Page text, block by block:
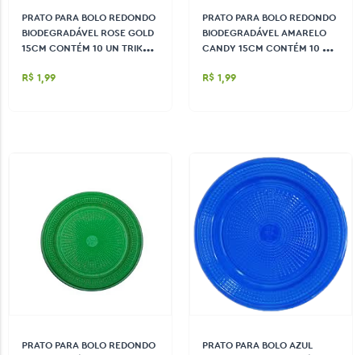
PRATO PARA BOLO REDONDO
BIODEGRADÁVEL ROSE GOLD
15CM CONTÉM 10 UN TRIK
R$ 1,99
PRATO PARA BOLO REDONDO
BIODEGRADÁVEL AMARELO
CANDY 15CM CONTÉM 10 UN
R$ 1,99
PRATO PARA BOLO REDONDO
PRATO PARA BOLO AZUL